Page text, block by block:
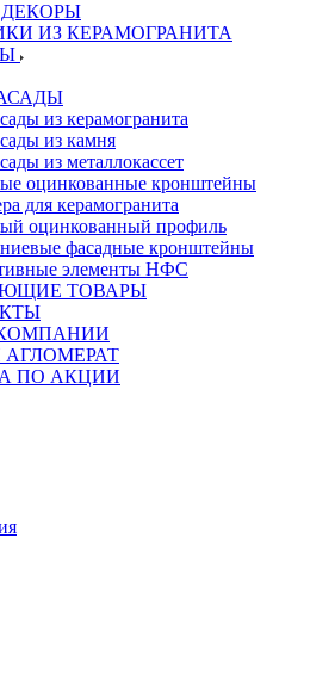
ИЗ КЕРАМОГРАНИТА
из керамогранита
из камня
из металлокассет
оцинкованные кронштейны
для керамогранита
оцинкованный профиль
фасадные кронштейны
элементы НФС
ТОВАРЫ
ПО АКЦИИ